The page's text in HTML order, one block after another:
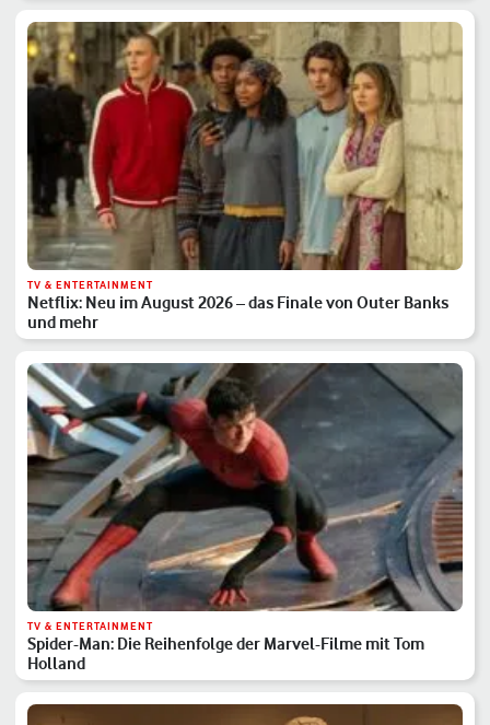
TV & ENTERTAINMENT
Netflix: Neu im August 2026 – das Finale von Outer Banks
und mehr
TV & ENTERTAINMENT
Spider-Man: Die Reihenfolge der Marvel-Filme mit Tom
Holland